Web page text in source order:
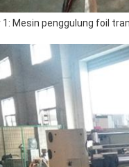
1: Mesin penggulung foil